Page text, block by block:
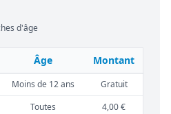
d'âge
Âge Montant
Moins de 12 ans
Gratuit
Toutes 4,00 €